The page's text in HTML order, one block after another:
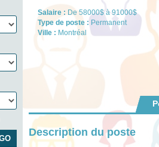
Salaire : De 58000$ à 91000$
Type de poste : Permanent
Ville : Montréal
Description du poste